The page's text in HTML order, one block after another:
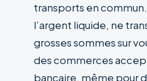
transports en
l’argent liquide, ne
grosses sommes sur
des commerces
bancaire, même pour